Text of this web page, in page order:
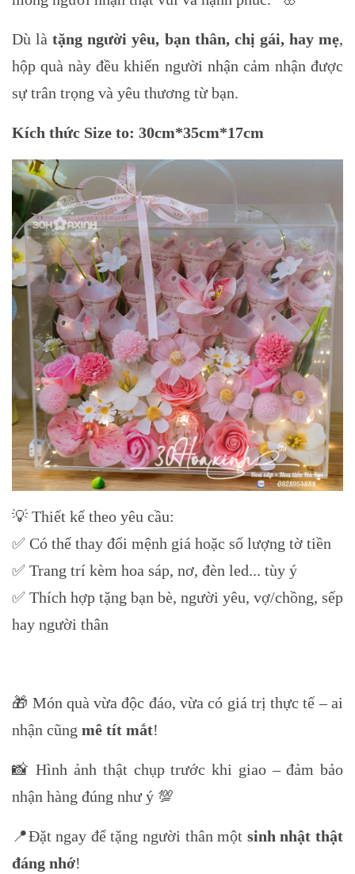
Dù làtặng người yêu, bạn thân, chị gái, hay mẹ,
hộp quà này đều khiến người nhận cảm nhận được
sự trân trọng và yêu thương từ bạn.
Kích thức Size to: 30cm*35cm*17cm
💡 Thiết kế theo yêu cầu:
✅ Có thể thay đổi mệnh giá hoặc số lượng tờ tiền
✅ Trang trí kèm hoa sáp, nơ, đèn led... tùy ý
✅ Thích hợp tặng bạn bè, người yêu, vợ/chồng, sếp
hay người thân
🎁 Món quà vừa độc đáo, vừa có giá trị thực tế – ai
nhận cũng mê tít mắt!
📸 Hình ảnh thật chụp trước khi giao – đảm bảo
nhận hàng đúng như ý 💯
📍Đặt ngay để tặng người thân một sinh nhật thật
đáng nhớ!